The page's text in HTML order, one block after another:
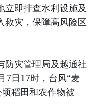
立即排查水利设施及
救灾，保障高风险区
防灾管理局及越通社
7日17时，台风“麦
稻田和农作物被